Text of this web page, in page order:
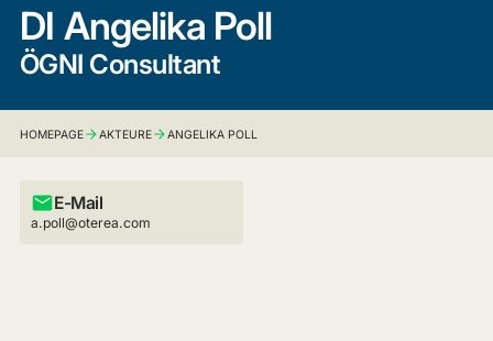
DI Angelika Poll
ÖGNI Consultant
HOMEPAGE AKTEURE ANGELIKA POLL
E-Mail
a.poll@oterea.com